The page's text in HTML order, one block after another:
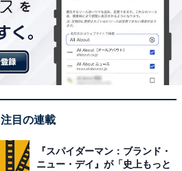
注目の連載
『スパイダーマン：ブランド・
ニュー・デイ』が「史上もっと